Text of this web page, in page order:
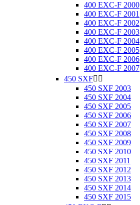
400 EXC-F 2000
400 EXC-F 2001
400 EXC-F 2002
400 EXC-F 2003
400 EXC-F 2004
400 EXC-F 2005
400 EXC-F 2006
400 EXC-F 2007
450 SXF 
450 SXF 2003
450 SXF 2004
450 SXF 2005
450 SXF 2006
450 SXF 2007
450 SXF 2008
450 SXF 2009
450 SXF 2010
450 SXF 2011
450 SXF 2012
450 SXF 2013
450 SXF 2014
450 SXF 2015